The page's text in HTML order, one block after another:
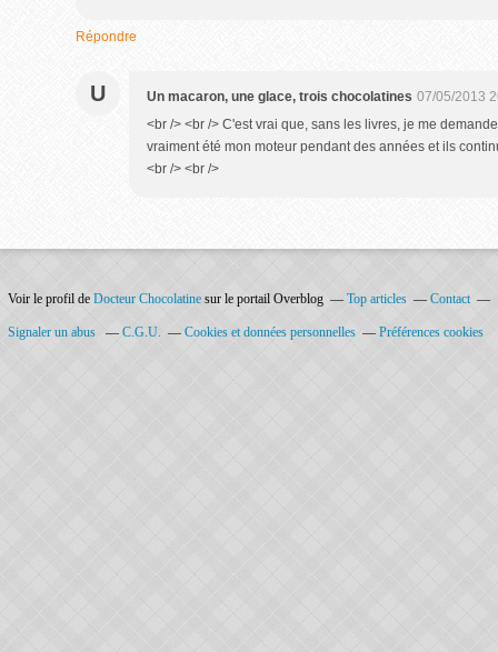
Répondre
U Un macaron, une glace, trois chocolatines 07/05/2013
<br /> <br /> C'est vrai que, sans les livres, je me
vraiment été mon moteur pendant des années et ils
<br /> <br />
Voir le profil de Docteur Chocolatine sur le portail Overblog Top articles Contact
Signaler un abus C.G.U. Cookies et données personnelles Préférences cookies